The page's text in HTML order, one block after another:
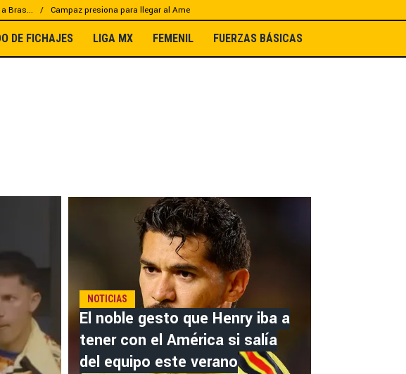
Bras... Campaz presiona para llegar al Ame
DE FICHAJES LIGA MX FEMENIL FUERZAS BÁSICAS
NOTICIAS
El noble gesto que Henry iba a
tener con el América si salía
del equipo este verano